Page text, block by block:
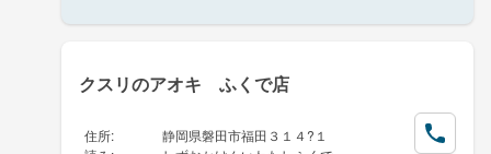
クスリのアオキ ふくで店
住所:
静岡県磐田市福田３１４?１